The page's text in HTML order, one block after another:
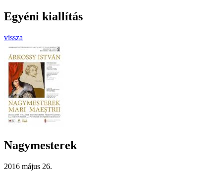
Egyéni kiallítás
vissza
Nagymesterek
2016 május 26.